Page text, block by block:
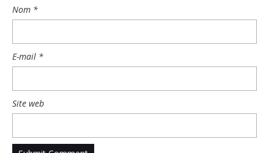
Nom *
E-mail *
Site web